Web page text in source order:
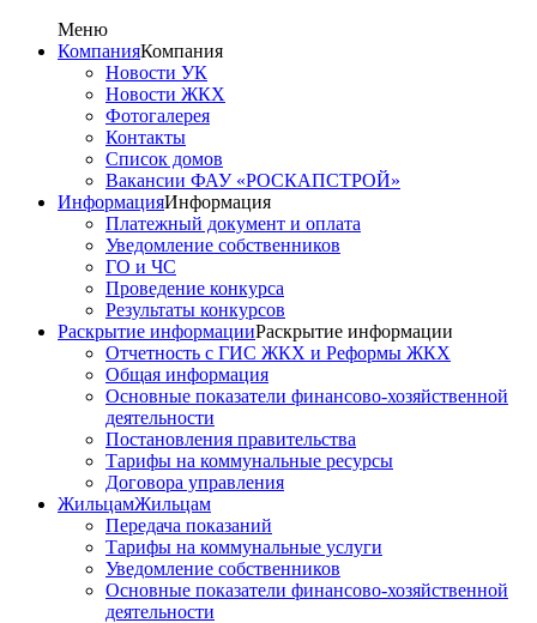
Меню
КомпанияКомпания
Новости УК
Новости ЖКХ
Фотогалерея
Контакты
Список домов
Вакансии ФАУ «РОСКАПСТРОЙ»
ИнформацияИнформация
Платежный документ и оплата
Уведомление собственников
ГО и ЧС
Проведение конкурса
Результаты конкурсов
Раскрытие информацииРаскрытие информации
Отчетность с ГИС ЖКХ и Реформы ЖКХ
Общая информация
Основные показатели финансово-хозяйственной
деятельности
Постановления правительства
Тарифы на коммунальные ресурсы
Договора управления
ЖильцамЖильцам
Передача показаний
Тарифы на коммунальные услуги
Уведомление собственников
Основные показатели финансово-хозяйственной
деятельности